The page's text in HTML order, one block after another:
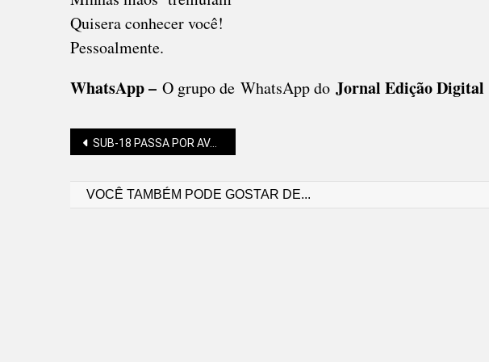
Quisera conhecer você!
Pessoalmente.
WhatsApp – O grupo de WhatsApp do Jornal Edição Digital
Navegação
SUB-18 PASSA POR AVALIAÇÃO PARA REPRESENTAR O MUNICÍPIO
VOCÊ TAMBÉM PODE GOSTAR DE...